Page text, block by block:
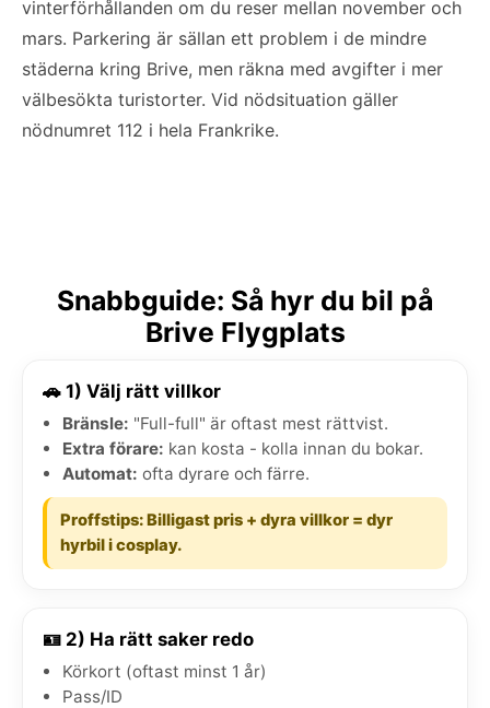
vinterförhållanden om du reser mellan november och
mars. Parkering är sällan ett problem i de mindre
städerna kring Brive, men räkna med avgifter i mer
välbesökta turistorter. Vid nödsituation gäller
nödnumret 112 i hela Frankrike.
Snabbguide: Så hyr du bil på
Brive Flygplats
🚗 1) Välj rätt villkor
Bränsle: "Full-full" är oftast mest rättvist.
Extra förare: kan kosta - kolla innan du bokar.
Automat: ofta dyrare och färre.
Proffstips: Billigast pris + dyra villkor = dyr
hyrbil i cosplay.
🪪 2) Ha rätt saker redo
Körkort (oftast minst 1 år)
Pass/ID